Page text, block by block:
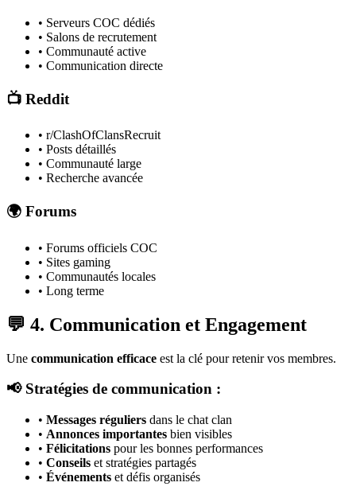
• Serveurs COC dédiés
• Salons de recrutement
• Communauté active
• Communication directe
📺 Reddit
• r/ClashOfClansRecruit
• Posts détaillés
• Communauté large
• Recherche avancée
🌍 Forums
• Forums officiels COC
• Sites gaming
• Communautés locales
• Long terme
💬 4. Communication et Engagement
Une communication efficace est la clé pour retenir vos membres.
📢 Stratégies de communication :
• Messages réguliers dans le chat clan
• Annonces importantes bien visibles
• Félicitations pour les bonnes performances
• Conseils et stratégies partagés
• Événements et défis organisés